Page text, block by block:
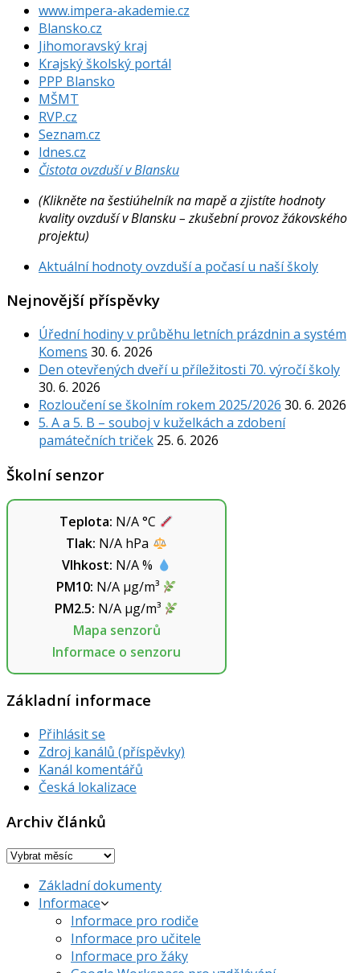
www.impera-akademie.cz
Blansko.cz
Jihomoravský kraj
Krajský školský portál
PPP Blansko
MŠMT
RVP.cz
Seznam.cz
Idnes.cz
Čistota ovzduší v Blansku
(Klikněte na šestiúhelník na mapě a zjistíte hodnoty
kvality ovzduší v Blansku – zkušební provoz žákovského
projektu)
Aktuální hodnoty ovzduší a počasí u naší školy
Nejnovější příspěvky
Úřední hodiny v průběhu letních prázdnin a systém
Komens 30. 6. 2026
Den otevřených dveří u příležitosti 70. výročí školy
30. 6. 2026
Rozloučení se školním rokem 2025/2026 30. 6. 2026
5. A a 5. B – souboj v kuželkách a zdobení
památečních triček 25. 6. 2026
Školní senzor
Teplota: N/A°C
Tlak: N/A hPa
Vlhkost: N/A%
PM10: N/Aµg/m³
PM2.5: N/Aµg/m³
Mapa senzorů
Informace o senzoru
Základní informace
Přihlásit se
Zdroj kanálů (příspěvky)
Kanál komentářů
Česká lokalizace
Archiv článků
Archiv
Základní dokumenty
Informace
Informace pro rodiče
Informace pro učitele
Informace pro žáky